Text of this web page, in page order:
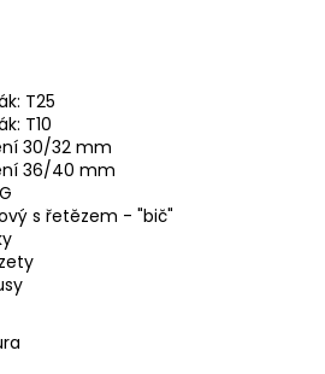
T25
T10
30/32 mm
36/40 mm
s řetězem - "bič"